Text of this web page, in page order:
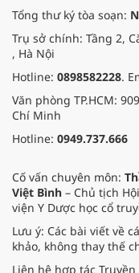
Tổng thư ký tòa soạn:
Trụ sở chính: Tầng 2,
, Hà Nội
Hotline: 0898582228.
Văn phòng TP.HCM:
Chí Minh
Hotline: 0949.737.666
Cố vấn chuyên môn:
Việt Bình – Chủ tịch
viện Y Dược học cổ
Lưu ý: Các bài viết về
khảo, không thay thế
Liên hệ hợp tác